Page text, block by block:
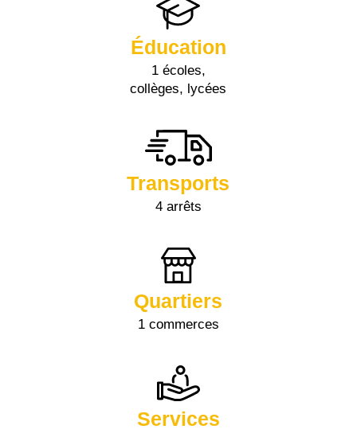
Éducation
1 écoles,
collèges, lycées
Transports
4 arrêts
Quartiers
1 commerces
Services